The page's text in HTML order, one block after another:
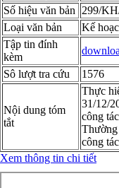
Số hiệu văn bản
299/
Loại văn bản
Kế
Tập tin đính
kèm
Sô lượt tra cứu
1576
Nội dung tóm
tắt
Thực
31/12/
công
Thường
công
Xem thông tin chi tiết